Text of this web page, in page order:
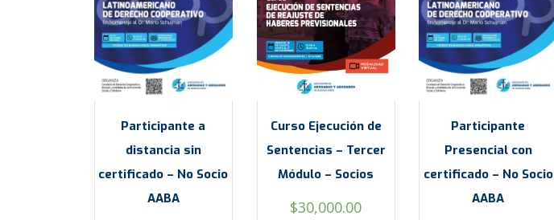
Participante a
distancia sin
certificado – No Socio
AABA
Curso Ejecución de
Sentencias – Tercer
Módulo – Socios
$30,000.00
Participante
Presencial con
certificado – No Socio
AABA